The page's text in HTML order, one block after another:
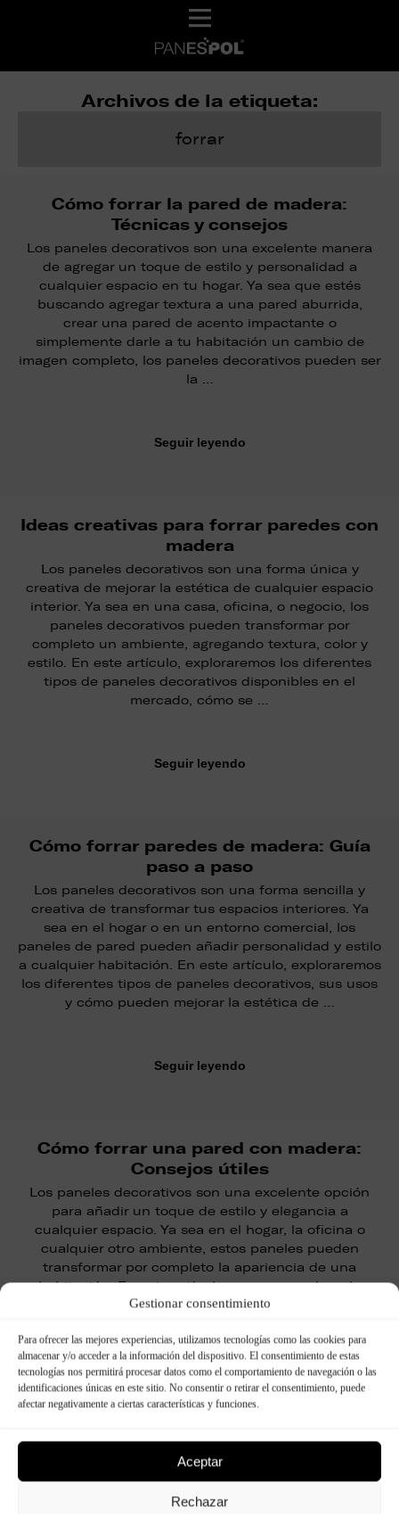
Gestionar consentimiento
Para ofrecer las mejores experiencias, utilizamos tecnologías como las cookies para
almacenar y/o acceder a la información del dispositivo. El consentimiento de estas
tecnologías nos permitirá procesar datos como el comportamiento de navegación o las
identificaciones únicas en este sitio. No consentir o retirar el consentimiento, puede
afectar negativamente a ciertas características y funciones.
Aceptar
Rechazar
Archivos de la etiqueta:
forrar
Cómo forrar la pared de madera:
Técnicas y consejos
Los paneles decorativos son una excelente manera
de agregar un toque de estilo y personalidad a
cualquier espacio en tu hogar. Ya sea que estés
buscando agregar textura a una pared aburrida,
crear una pared de acento impactante o
simplemente darle a tu habitación un cambio de
imagen completo, los paneles decorativos pueden ser
la …
Seguir leyendo
Ideas creativas para forrar paredes con
madera
Los paneles decorativos son una forma única y
creativa de mejorar la estética de cualquier espacio
interior. Ya sea en una casa, oficina, o negocio, los
paneles decorativos pueden transformar por
completo un ambiente, agregando textura, color y
estilo. En este artículo, exploraremos los diferentes
tipos de paneles decorativos disponibles en el
mercado, cómo se …
Seguir leyendo
Cómo forrar paredes de madera: Guía
paso a paso
Los paneles decorativos son una forma sencilla y
creativa de transformar tus espacios interiores. Ya
sea en el hogar o en un entorno comercial, los
paneles de pared pueden añadir personalidad y estilo
a cualquier habitación. En este artículo, exploraremos
los diferentes tipos de paneles decorativos, sus usos
y cómo pueden mejorar la estética de …
Seguir leyendo
Cómo forrar una pared con madera:
Consejos útiles
Los paneles decorativos son una excelente opción
para añadir un toque de estilo y elegancia a
cualquier espacio. Ya sea en el hogar, la oficina o
cualquier otro ambiente, estos paneles pueden
transformar por completo la apariencia de una
habitación. En este artículo, vamos a explorar la
amplia variedad de paneles decorativos disponibles,
Seguir leyendo
Cómo forrar paredes fácilmente: Paso a